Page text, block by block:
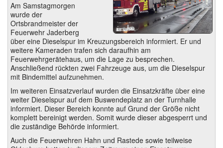
Am Samstagmorgen
wurde der
Ortsbrandmeister der
Feuerwehr Jaderberg
über eine Dieselspur im Kreuzungsbereich informiert. Er und
weitere Kameraden trafen sich daraufhin am
Feuerwehrgerätehaus, um die Lage zu besprechen.
Anschließend rückten zwei Fahrzeuge aus, um die Dieselspur
mit Bindemittel aufzunehmen.
Im weiteren Einsatzverlauf wurden die Einsatzkräfte über eine
weiter Dieselspur auf dem Buswendeplatz an der Turnhalle
informiert. Dieser Bereich konnte auf Grund der Größe nicht
komplett bereinigt werden. Somit wurde dieser abgesperrt und
die zuständige Behörde informiert.
Auch die Feuerwehren Hahn und Rastede sowie teilweise